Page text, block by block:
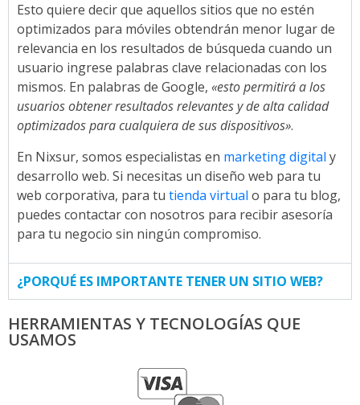
Esto quiere decir que aquellos sitios que no estén
optimizados para móviles obtendrán menor lugar de
relevancia en los resultados de búsqueda cuando un
usuario ingrese palabras clave relacionadas con los
mismos. En palabras de Google, «esto permitirá a los
usuarios obtener resultados relevantes y de alta calidad
optimizados para cualquiera de sus dispositivos».
En Nixsur, somos especialistas en marketing digital y
desarrollo web. Si necesitas un diseño web para tu
web corporativa, para tu tienda virtual o para tu blog,
puedes contactar con nosotros para recibir asesoría
para tu negocio sin ningún compromiso.
¿PORQUÉ ES IMPORTANTE TENER UN SITIO WEB?
HERRAMIENTAS Y TECNOLOGÍAS QUE
USAMOS